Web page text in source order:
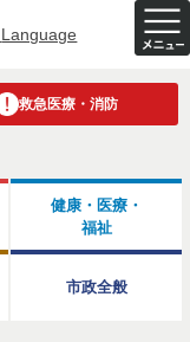
Language
救急医療・消防
健康・医療・
福祉
市政全般